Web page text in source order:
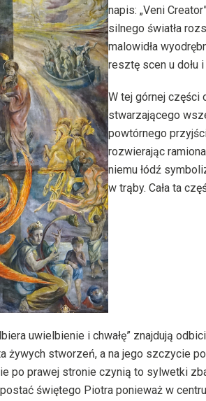
napis: „Veni
silnego światła
malowidła
resztę scen u dołu
W tej górnej części
stwarzającego
powtórnego
rozwierając
niemu łódź
w trąby. Cała ta
uwielbienie i chwałę” znajdują
stworzeń, a na jego szczycie
po prawej stronie czynią to sylwetki
świętego Piotra ponieważ w